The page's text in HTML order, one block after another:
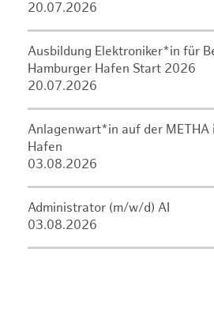
20.07.2026
Ausbildung Elektroniker*in für
Hamburger Hafen Start 2026
20.07.2026
Anlagenwart*in auf der METHA
Hafen
03.08.2026
Administrator (m/w/d) AI
03.08.2026